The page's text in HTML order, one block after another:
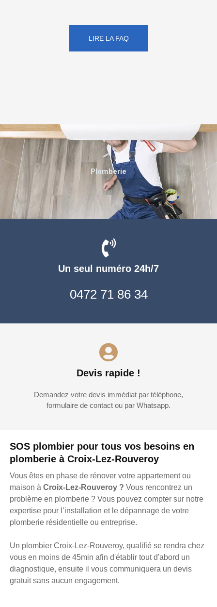
LIRE LA FAQ
SOS plombier pour tous vos besoins en
plomberie à Croix-Lez-Rouveroy
Vous êtes en phase de rénover votre appartement ou
maison à Croix-Lez-Rouveroy ? Vous rencontrez un
problème en plomberie ? Vous pouvez compter sur notre
expertise pour l’installation et le dépannage de votre
plomberie résidentielle ou entreprise.
Un plombier Croix-Lez-Rouveroy, qualifié se rendra chez
vous en moins de 45min afin d'établir tout d'abord un
diagnostique, ensuite il vous communiquera un devis
gratuit sans aucun engagement.
Un seul numéro 24h/7
0472 71 86 34
Devis rapide !
Demandez votre devis immédiat par téléphone,
formulaire de contact ou par Whatsapp.
Plomberie